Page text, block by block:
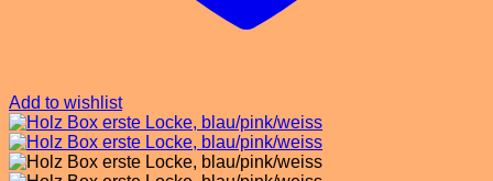
Add to wishlist